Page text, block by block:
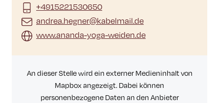
+4915221530650
andrea.hegner@kabelmail.de
www.ananda-yoga-weiden.de
An dieser Stelle wird ein externer Medieninhalt von
Mapbox angezeigt. Dabei können
personenbezogene Daten an den Anbieter